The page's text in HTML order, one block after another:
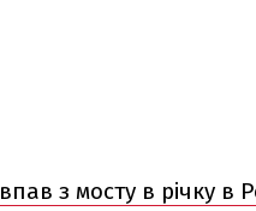
з мосту в річку в